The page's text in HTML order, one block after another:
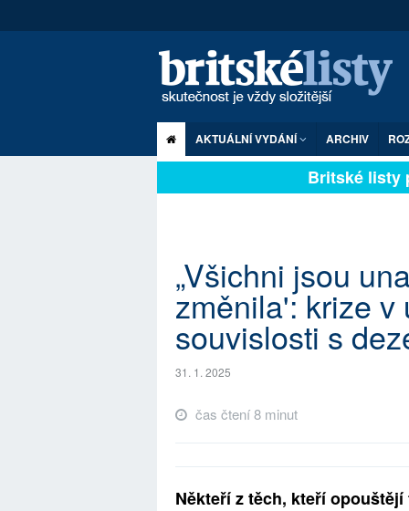
AKTUÁLNÍ VYDÁNÍ ARCHIV
Britské listy
„Všichni jsou
změnila': krize v
souvislosti s
31. 1. 2025
čas čtení 8 minut
Někteří z těch, kteří